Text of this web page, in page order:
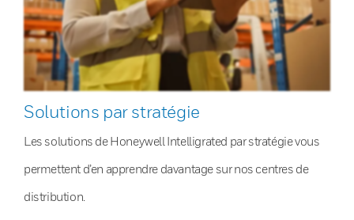
Solutions par stratégie
Les solutions de Honeywell Intelligrated par stratégie vous
permettent d’en apprendre davantage sur nos centres de
distribution.